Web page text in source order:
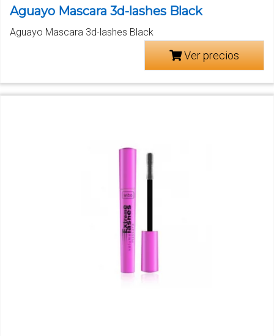
Aguayo Mascara 3d-lashes Black
Aguayo Mascara 3d-lashes Black
Ver precios